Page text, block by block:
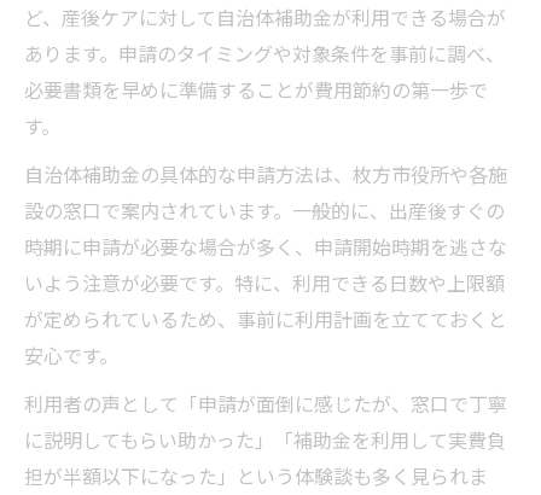
ど、産後ケアに対して自治体補助金が利用できる場合が
あります。申請のタイミングや対象条件を事前に調べ、
必要書類を早めに準備することが費用節約の第一歩で
す。
自治体補助金の具体的な申請方法は、枚方市役所や各施
設の窓口で案内されています。一般的に、出産後すぐの
時期に申請が必要な場合が多く、申請開始時期を逃さな
いよう注意が必要です。特に、利用できる日数や上限額
が定められているため、事前に利用計画を立てておくと
安心です。
利用者の声として「申請が面倒に感じたが、窓口で丁寧
に説明してもらい助かった」「補助金を利用して実費負
担が半額以下になった」という体験談も多く見られま